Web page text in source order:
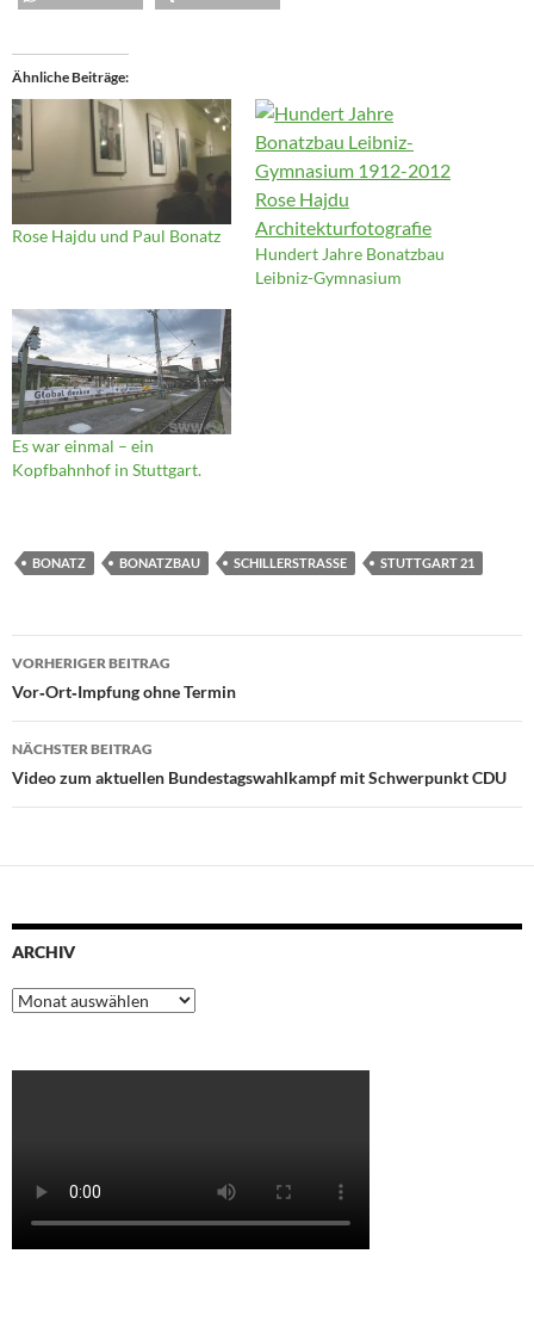
Ähnliche Beiträge
Rose Hajdu und Paul Bonatz
Hundert Jahre Bonatzbau
Leibniz-Gymnasium
Es war einmal – ein
Kopfbahnhof in Stuttgart.
BONATZ BONATZBAU SCHILLERSTRASSE STUTTGART 21
Beitragsnavigation
VORHERIGER BEITRAG
Vor‐Ort‐Impfung ohne Termin
NÄCHSTER BEITRAG
Video zum aktuellen Bundestagswahlkampf mit Schwerpunkt CDU
ARCHIV
Archiv